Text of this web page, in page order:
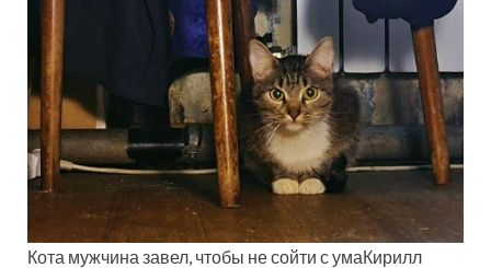
Кота мужчина завел, чтобы не сойти с умаКирилл